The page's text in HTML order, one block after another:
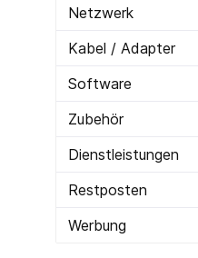
Netzwerk
Kabel / Adapter
Software
Zubehör
Dienstleistungen
Restposten
Werbung